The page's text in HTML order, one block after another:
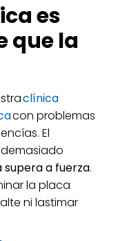
es
que la
clínica
con problemas
El
supera a fuerza.
la placa
ni lastimar